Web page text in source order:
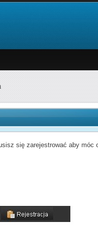
się zarejestrować aby